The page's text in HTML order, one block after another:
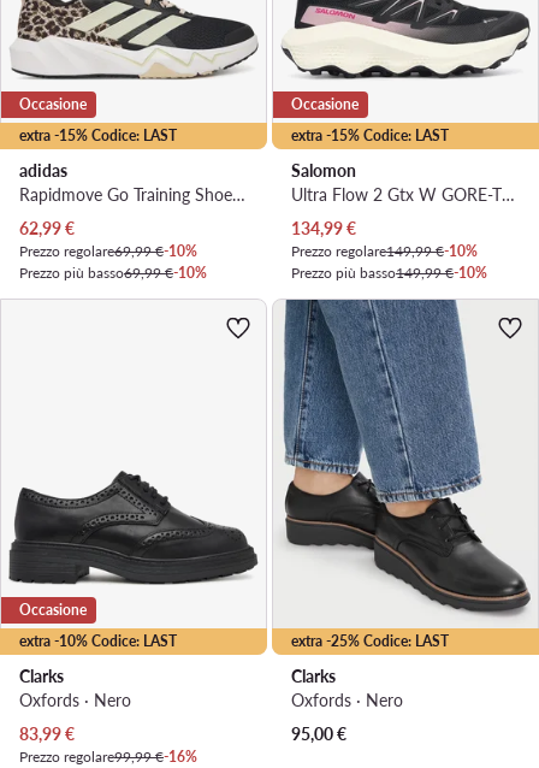
extra -15% Codice: LAST
Occasione
adidas
Rapidmove Go Training Shoes KJ9186 · Scarpe da palestra
Prezzo attuale
62,99€
Prezzo regolare69,99 €-10%
Prezzo più basso69,99 €-10%
extra -15% Codice: LAST
Occasione
Salomon
Ultra Flow 2 Gtx W GORE-TEX L49299500 · Scarpe running
Prezzo attuale
134,99€
Prezzo regolare149,99 €-10%
Prezzo più basso149,99 €-10%
extra -10% Codice: LAST
Occasione
Clarks
Oxfords · Nero
Prezzo attuale
83,99€
Prezzo regolare99,99 €-16%
extra -25% Codice: LAST
Clarks
Oxfords · Nero
95,00€